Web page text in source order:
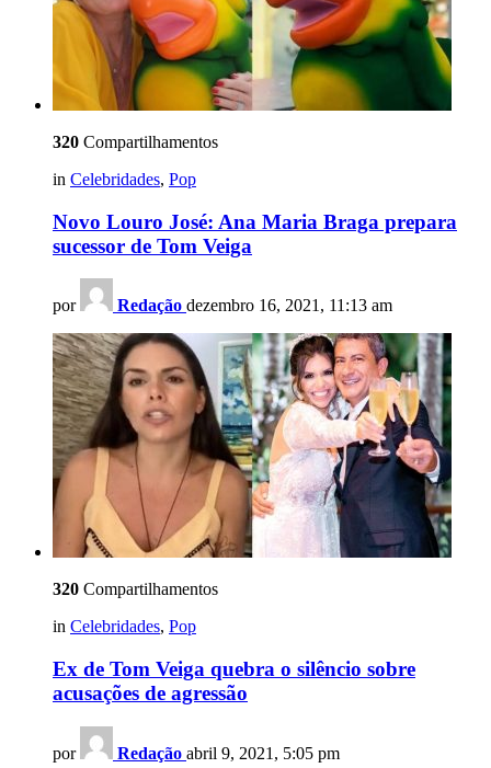
320 Compartilhamentos
in Celebridades, Pop
Novo Louro José: Ana Maria Braga prepara
sucessor de Tom Veiga
por Redação dezembro 16, 2021, 11:13 am
320 Compartilhamentos
in Celebridades, Pop
Ex de Tom Veiga quebra o silêncio sobre
acusações de agressão
por Redação abril 9, 2021, 5:05 pm